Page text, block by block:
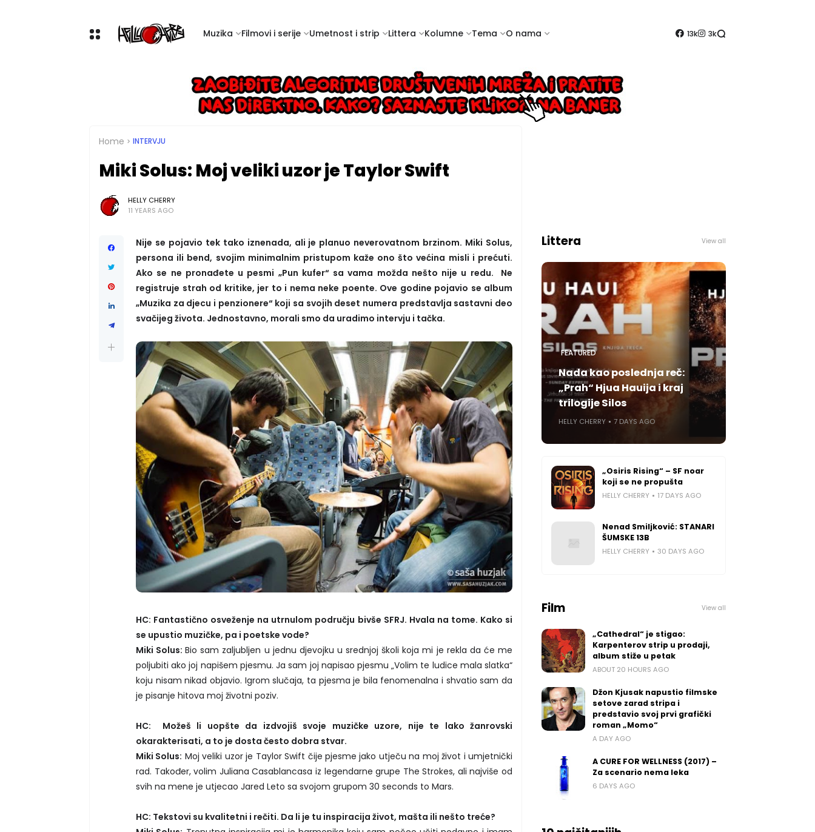
Muzika Filmovi i serije Umetnost i strip Littera Kolumne Tema O nama 13k 3k
Home INTERVJU
Miki Solus: Moj veliki uzor je Taylor Swift
HELLY CHERRY
11 YEARS AGO
Nije se pojavio tek tako iznenada, ali je planuo neverovatnom brzinom. Miki Solus,
persona ili bend, svojim minimalnim pristupom kaže ono što većina misli i prećuti.
Ako se ne pronađete u pesmi „Pun kufer“ sa vama možda nešto nije u redu. Ne
registruje strah od kritike, jer to i nema neke poente. Ove godine pojavio se album
„Muzika za djecu i penzionere“ koji sa svojih deset numera predstavlja sastavni deo
svačijeg života. Jednostavno, morali smo da uradimo intervju i tačka.
HC: Fantastično osveženje na utrnulom području bivše SFRJ. Hvala na tome. Kako si
se upustio muzičke, pa i poetske vode?
Miki Solus:Bio sam zaljubljen u jednu djevojku u srednjoj školi koja mi je rekla da će me
poljubiti ako joj napišem pjesmu. Ja sam joj napisao pjesmu „Volim te ludice mala slatka“
koju nisam nikad objavio. Igrom slučaja, ta pjesma je bila fenomenalna i shvatio sam da
je pisanje hitova moj životni poziv.
HC: Možeš li uopšte da izdvojiš svoje muzičke uzore, nije te lako žanrovski
okarakterisati, a to je dosta često dobra stvar.
Miki Solus: Moj veliki uzor je Taylor Swift čije pjesme jako utječu na moj život i umjetnički
rad. Također, volim Juliana Casablancasa iz legendarne grupe The Strokes, ali najviše od
svih na mene je utjecao Jared Leto sa svojom grupom 30 seconds to Mars.
HC: Tekstovi su kvalitetni i rečiti. Da li je tu inspiracija život, mašta ili nešto treće?
Littera View all
FEATURED
Nada kao poslednja reč:
„Prah“ Hjua Hauija i kraj
trilogije Silos
HELLY CHERRY 7 DAYS AGO
„Osiris Rising“ – SF noar
koji se ne propušta
HELLY CHERRY 17 DAYS AGO
Nenad Smiljković: STANARI
ŠUMSKE 13B
HELLY CHERRY 30 DAYS AGO
Film View all
„Cathedral“ je stigao:
Karpenterov strip u prodaji,
album stiže u petak
ABOUT 20 HOURS AGO
Džon Kjusak napustio filmske
setove zarad stripa i
predstavio svoj prvi grafički
roman „Momo“
A DAY AGO
A CURE FOR WELLNESS (2017) –
Za scenario nema leka
6 DAYS AGO